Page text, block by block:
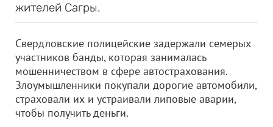
жителей Сагры.
Свердловские полицейские задержали семерых
участников банды, которая занималась
мошенничеством в сфере автострахования.
Злоумышленники покупали дорогие автомобили,
страховали их и устраивали липовые аварии,
чтобы получить деньги.